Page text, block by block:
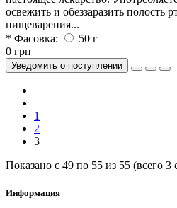
освежить и обеззаразить полость
пищеварения...
* Фасовка:
50 г
0 грн
Уведомить о поступлении
1
2
3
Показано с 49 по 55 из 55 (всего 3
Информация